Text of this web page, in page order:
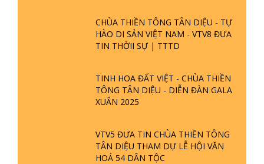
CHÙA THIỀN TÔNG TÂN DIỆU - TỰ
HÀO DI SẢN VIỆT NAM - VTV8 ĐƯA
TIN THỜII SỰ | TTTD
TINH HOA ĐẤT VIỆT - CHÙA THIỀN
TÔNG TÂN DIỆU - DIỄN ĐÀN GALA
XUÂN 2025
VTV5 ĐƯA TIN CHÙA THIỀN TÔNG
TÂN DIỆU THAM DỰ LỄ HỘI VĂN
HOÁ 54 DÂN TỘC